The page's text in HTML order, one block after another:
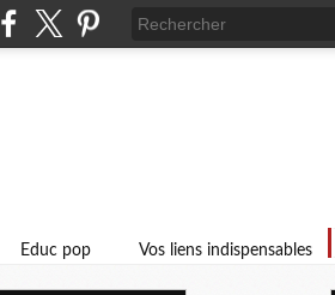
Educ pop Vos liens indispensables